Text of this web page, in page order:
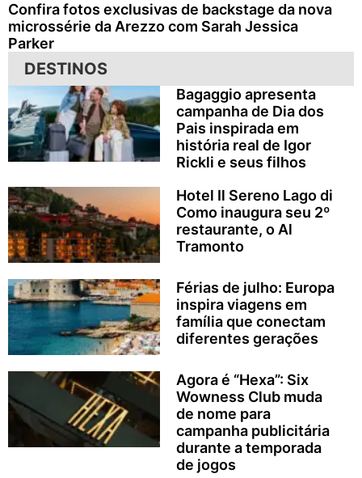
Confira fotos exclusivas de backstage da nova
microssérie da Arezzo com Sarah Jessica
Parker
DESTINOS
Bagaggio apresenta
campanha de Dia dos
Pais inspirada em
história real de Igor
Rickli e seus filhos
Hotel Il Sereno Lago di
Como inaugura seu 2º
restaurante, o Al
Tramonto
Férias de julho: Europa
inspira viagens em
família que conectam
diferentes gerações
Agora é “Hexa”: Six
Wowness Club muda
de nome para
campanha publicitária
durante a temporada
de jogos